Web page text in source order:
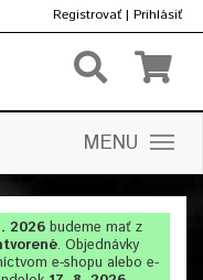
Registrovať | Prihlásiť
MENU
2026 budeme mať z
. Objednávky
e-shopu alebo e-